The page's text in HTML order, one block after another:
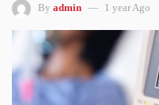
By admin 1 year Ago